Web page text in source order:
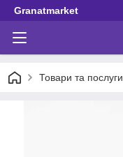
Granatmarket
Товари та послуги